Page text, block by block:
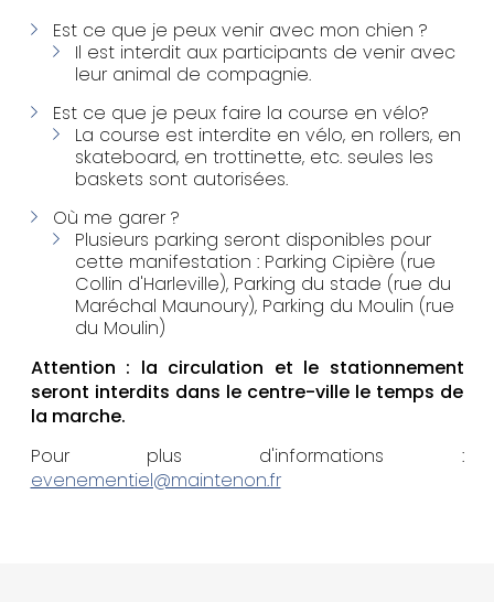
Est ce que je peux venir avec mon chien ?
Il est interdit aux participants de venir avec
leur animal de compagnie.
Est ce que je peux faire la course en vélo?
La course est interdite en vélo, en rollers, en
skateboard, en trottinette, etc. seules les
baskets sont autorisées.
Où me garer ?
Plusieurs parking seront disponibles pour
cette manifestation : Parking Cipière (rue
Collin d'Harleville), Parking du stade (rue du
Maréchal Maunoury), Parking du Moulin (rue
du Moulin)
Attention : la circulation et le stationnement
seront interdits dans le centre-ville le temps de
la marche.
Pour plus d'informations :
evenementiel@maintenon.fr